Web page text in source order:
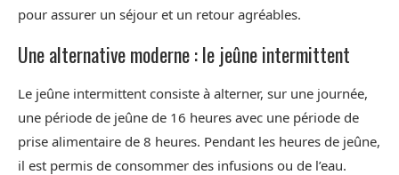
pour assurer un séjour et un retour agréables.
Une alternative moderne : le jeûne intermittent
Le jeûne intermittent consiste à alterner, sur une journée,
une période de jeûne de 16 heures avec une période de
prise alimentaire de 8 heures. Pendant les heures de jeûne,
il est permis de consommer des infusions ou de l’eau.